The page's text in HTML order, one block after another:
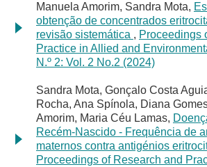
Manuela Amorim, Sandra Mota,
obtenção de concentrados
revisão sistemática , Proceedings
Practice in Allied and
N.º 2: Vol. 2 No.2 (2024)
Sandra Mota, Gonçalo Costa
Rocha, Ana Spínola, Diana
Amorim, Maria Céu Lamas,
Recém-Nascido - Frequência de
maternos contra antigénios
Proceedings of Research and